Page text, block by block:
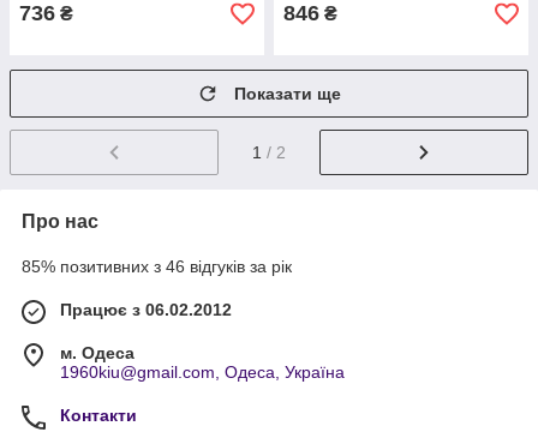
736 ₴ 846 ₴
Показати ще
1 / 2
Про нас
85% позитивних з 46 відгуків за рік
Працює з 06.02.2012
м. Одеса
1960kiu@gmail.com, Одеса, Україна
Контакти